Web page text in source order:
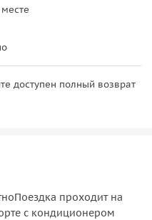
доступен полный возврат
проходит на
с кондиционером